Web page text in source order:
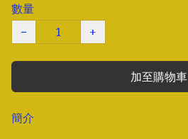
數量
−
+
加至購物車
簡介